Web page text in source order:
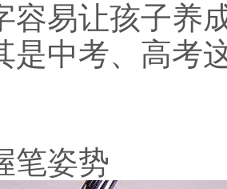
容易让孩子养
是中考、高考
笔姿势